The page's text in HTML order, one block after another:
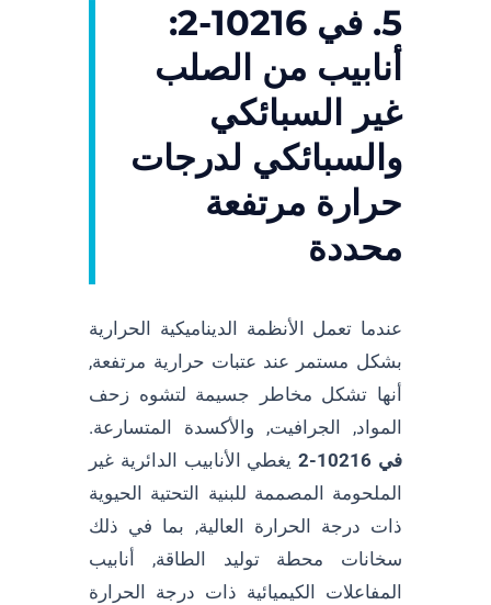
5. في 10216-2:
أنابيب من الصلب
غير السبائكي
والسبائكي لدرجات
حرارة مرتفعة
محددة
عندما تعمل الأنظمة الديناميكية الحرارية
بشكل مستمر عند عتبات حرارية مرتفعة,
أنها تشكل مخاطر جسيمة لتشوه زحف
المواد, الجرافيت, والأكسدة المتسارعة.
في 10216-2
يغطي الأنابيب الدائرية غير
الملحومة المصممة للبنية التحتية الحيوية
ذات درجة الحرارة العالية, بما في ذلك
سخانات محطة توليد الطاقة, أنابيب
المفاعلات الكيميائية ذات درجة الحرارة